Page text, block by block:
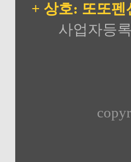
+ 상호: 또또펜
사업자등